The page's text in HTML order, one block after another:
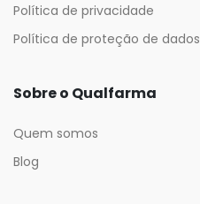
Política de privacidade
Política de proteção de dados
Sobre o Qualfarma
Quem somos
Blog